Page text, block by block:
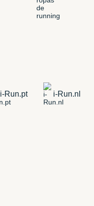
i-Run.pt i-Run.nl